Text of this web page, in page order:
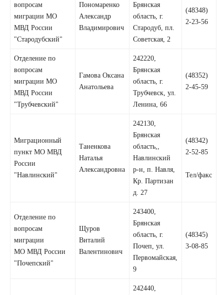
вопросам
миграции МО
МВД России
"Стародубский"
Пономаренко
Александр
Владимирович
Брянская
область, г.
Стародуб, пл.
Советская, 2
(48348)
2-23-56
Отделение по
вопросам
миграции МО
МВД России
"Трубчевский"
Гамова Оксана
Анатольева
242220,
Брянская
область, г.
Трубчевск, ул.
Ленина, 66
(48352)
2-45-59
Миграционный
пункт МО МВД
России
"Навлинский"
Таненкова
Наталья
Александровна
242130,
Брянская
область,,
Навлинский
р-н, п. Навля,
Кр. Партизан
д. 27
(48342)
2-52-85
Тел/факс
Отделение по
вопросам
миграции
МО МВД России
"Почепский"
Щуров
Виталий
Валентинович
243400,
Брянская
область, г.
Почеп, ул.
Первомайская,
9
(48345)
3-08-85
242440,